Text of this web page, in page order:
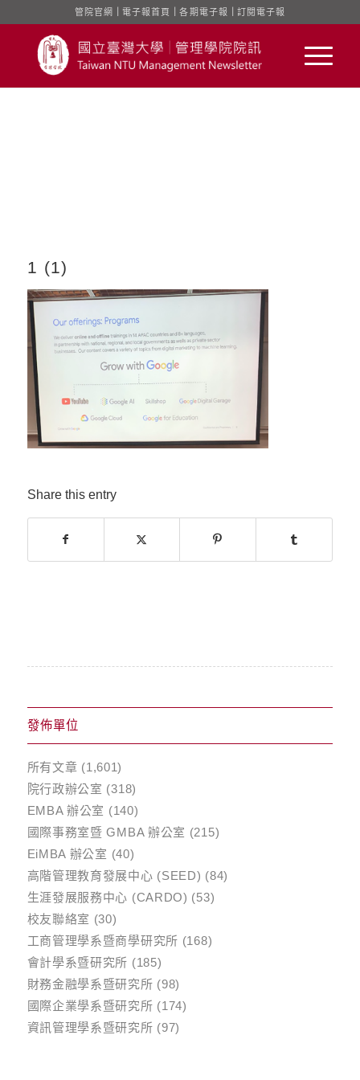
管院官網 電子報首頁 ｜各期電子報 訂閱電子報
1 (1)
Share this entry
發佈單位
所有文章 (1,601)
院行政辦公室 (318)
EMBA 辦公室 (140)
國際事務室暨 GMBA 辦公室 (215)
EiMBA 辦公室 (40)
高階管理教育發展中心 (SEED) (84)
生涯發展服務中心 (CARDO) (53)
校友聯絡室 (30)
工商管理學系暨商學研究所 (168)
會計學系暨研究所 (185)
財務金融學系暨研究所 (98)
國際企業學系暨研究所 (174)
資訊管理學系暨研究所 (97)